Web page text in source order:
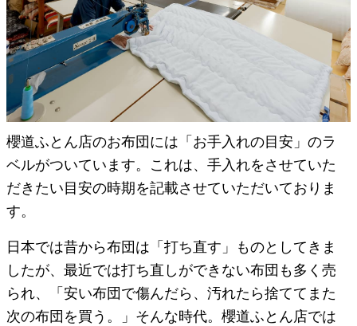
櫻道ふとん店のお布団には「お手入れの目安」のラ
ベルがついています。これは、手入れをさせていた
だきたい目安の時期を記載させていただいておりま
す。
日本では昔から布団は「打ち直す」ものとしてきま
したが、最近では打ち直しができない布団も多く売
られ、「安い布団で傷んだら、汚れたら捨ててまた
次の布団を買う。」そんな時代。櫻道ふとん店では